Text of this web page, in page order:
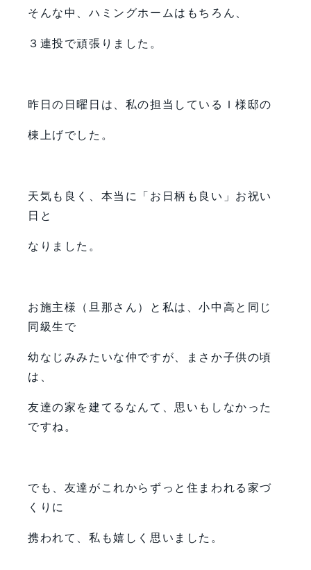
そんな中、ハミングホームはもちろん、
３連投で頑張りました。
昨日の日曜日は、私の担当しているＩ様邸の
棟上げでした。
天気も良く、本当に「お日柄も良い」お祝い
日と
なりました。
お施主様（旦那さん）と私は、小中高と同じ
同級生で
幼なじみみたいな仲ですが、まさか子供の頃
は、
友達の家を建てるなんて、思いもしなかった
ですね。
でも、友達がこれからずっと住まわれる家づ
くりに
携われて、私も嬉しく思いました。